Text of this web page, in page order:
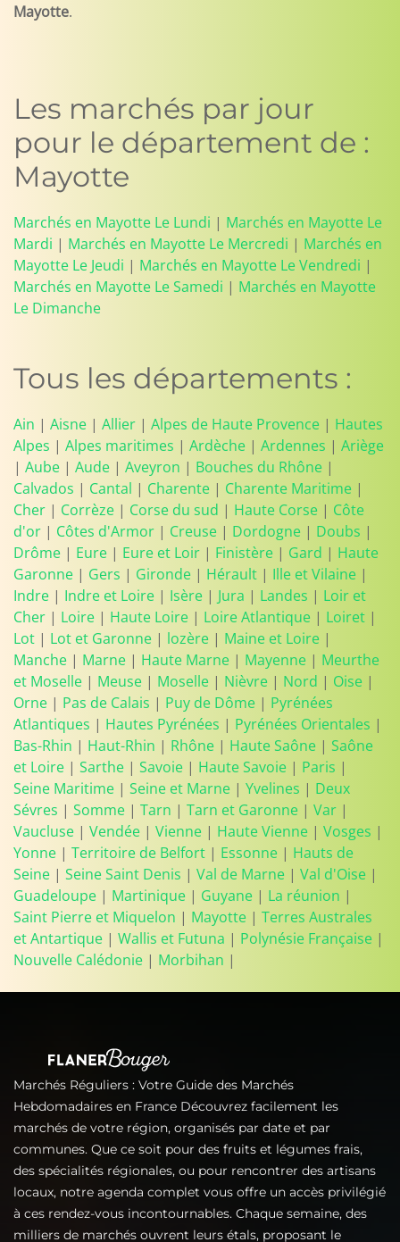
Mayotte.
Les marchés par jour
pour le département de :
Mayotte
Marchés en Mayotte Le Lundi | Marchés en Mayotte Le
Mardi | Marchés en Mayotte Le Mercredi | Marchés en
Mayotte Le Jeudi | Marchés en Mayotte Le Vendredi |
Marchés en Mayotte Le Samedi | Marchés en Mayotte
Le Dimanche
Tous les départements :
Ain | Aisne | Allier | Alpes de Haute Provence | Hautes
Alpes | Alpes maritimes | Ardèche | Ardennes | Ariège
| Aube | Aude | Aveyron | Bouches du Rhône |
Calvados | Cantal | Charente | Charente Maritime |
Cher | Corrèze | Corse du sud | Haute Corse | Côte
d'or | Côtes d'Armor | Creuse | Dordogne | Doubs |
Drôme | Eure | Eure et Loir | Finistère | Gard | Haute
Garonne | Gers | Gironde | Hérault | Ille et Vilaine |
Indre | Indre et Loire | Isère | Jura | Landes | Loir et
Cher | Loire | Haute Loire | Loire Atlantique | Loiret |
Lot | Lot et Garonne | lozère | Maine et Loire |
Manche | Marne | Haute Marne | Mayenne | Meurthe
et Moselle | Meuse | Moselle | Nièvre | Nord | Oise |
Orne | Pas de Calais | Puy de Dôme | Pyrénées
Atlantiques | Hautes Pyrénées | Pyrénées Orientales |
Bas-Rhin | Haut-Rhin | Rhône | Haute Saône | Saône
et Loire | Sarthe | Savoie | Haute Savoie | Paris |
Seine Maritime | Seine et Marne | Yvelines | Deux
Sévres | Somme | Tarn | Tarn et Garonne | Var |
Vaucluse | Vendée | Vienne | Haute Vienne | Vosges |
Yonne | Territoire de Belfort | Essonne | Hauts de
Seine | Seine Saint Denis | Val de Marne | Val d'Oise |
Guadeloupe | Martinique | Guyane | La réunion |
Saint Pierre et Miquelon | Mayotte | Terres Australes
et Antartique | Wallis et Futuna | Polynésie Française |
Nouvelle Calédonie | Morbihan |
Marchés Réguliers : Votre Guide des Marchés
Hebdomadaires en France Découvrez facilement les
marchés de votre région, organisés par date et par
communes. Que ce soit pour des fruits et légumes frais,
des spécialités régionales, ou pour rencontrer des artisans
locaux, notre agenda complet vous offre un accès privilégié
à ces rendez-vous incontournables. Chaque semaine, des
milliers de marchés ouvrent leurs étals, proposant le